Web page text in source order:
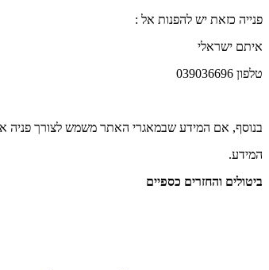
פנייה כזאת יש להפנות אל :
איתם ישראלי
טלפון 039036696
בנוסף, אם המידע שבמאגרי האתר משמש לצורך פניה אישית אליך, אתה זכאי
המידע.
ביטולים והחזרים כספיים